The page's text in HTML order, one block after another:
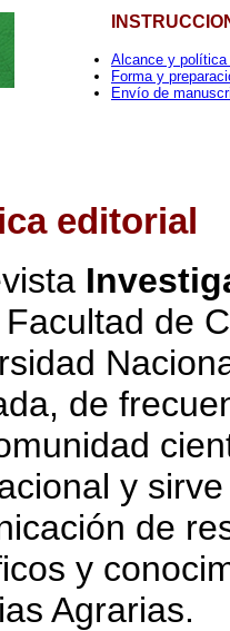
Alcance y política
Forma y
Envío de
editorial
de
de
y
de
y
Agrarias.